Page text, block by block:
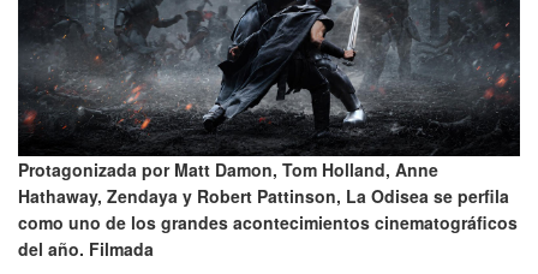
Protagonizada por Matt Damon, Tom Holland, Anne
Hathaway, Zendaya y Robert Pattinson, La Odisea se perfila
como uno de los grandes acontecimientos cinematográficos
del año. Filmada